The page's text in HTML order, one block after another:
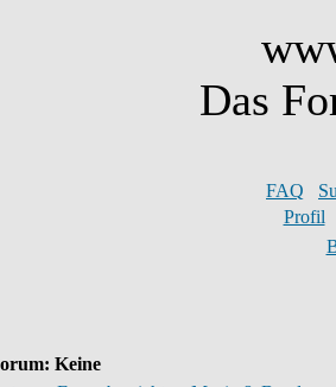
Das
FAQ
Profil
Keine